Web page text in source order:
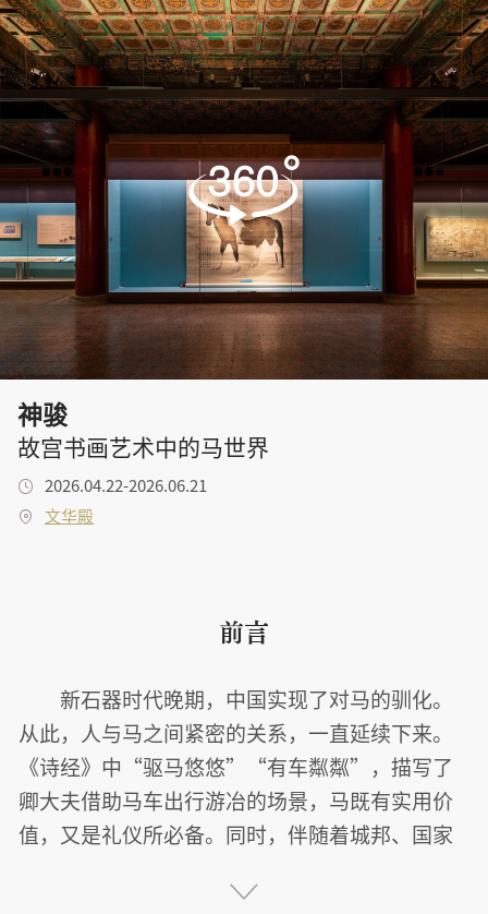
神骏
故宫书画艺术中的马世界
 2026.04.22-2026.06.21
 文华殿
前言
新石器时代晚期，中国实现了对马的驯化。
从此，人与马之间紧密的关系，一直延续下来。
《诗经》中“驱马悠悠”“有车粼粼”，描写了
卿大夫借助马车出行游冶的场景，马既有实用价
值，又是礼仪所必备。同时，伴随着城邦、国家
的战略资源，被称作“国之大用”。历代统治者